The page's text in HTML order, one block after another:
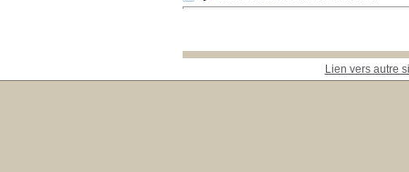
Lien vers autre